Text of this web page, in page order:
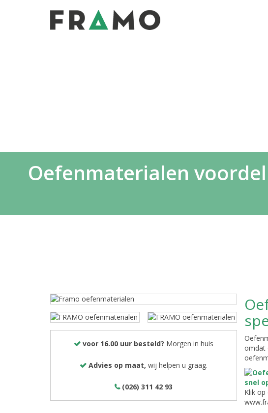
Oefenmaterialen
voor 16.00 uur besteld? Morgen in huis
Advies op maat, wij helpen u graag.
(026) 311 42 93
omdat
Klik op